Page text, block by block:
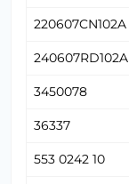
220607CN102A
240607RD102A
3450078
36337
553 0242 10